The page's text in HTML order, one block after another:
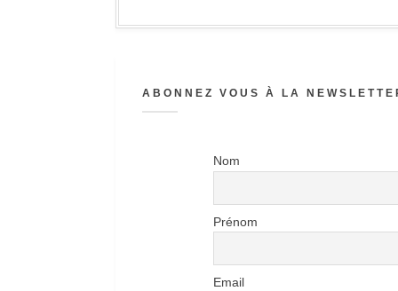
ABONNEZ VOUS À LA
Nom
Prénom
Email